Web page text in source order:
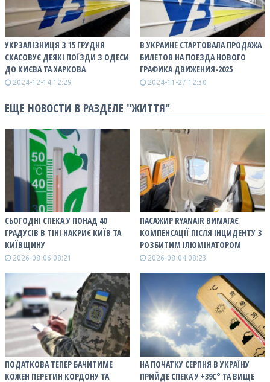
УКРЗАЛІЗНИЦЯ З 15 ГРУДНЯ
СКАСОВУЄ ДЕЯКІ ПОЇЗДИ З ОДЕСИ
ДО КИЄВА ТА ХАРКОВА
2024-12-14 12:29
В УКРАИНЕ СТАРТОВАЛА ПРОДАЖА
БИЛЕТОВ НА ПОЕЗДА НОВОГО
ГРАФИКА ДВИЖЕНИЯ-2025
2024-11-27 12:30
ЕЩЕ НОВОСТИ В РАЗДЕЛЕ "ЖИТТЯ"
СЬОГОДНІ СПЕКА У ПОНАД 40
ГРАДУСІВ В ТІНІ НАКРИЄ КИЇВ ТА
КИЇВЩИНУ
2026-08-06 08:21
ПАСАЖИР RYANAIR ВИМАГАЄ
КОМПЕНСАЦІЇ ПІСЛЯ ІНЦИДЕНТУ З
РОЗБИТИМ ІЛЮМІНАТОРОМ
2026-08-04 08:23
ПОДАТКОВА ТЕПЕР БАЧИТИМЕ
КОЖЕН ПЕРЕТИН КОРДОНУ ТА
НА ПОЧАТКУ СЕРПНЯ В УКРАЇНУ
ПРИЙДЕ СПЕКА У +39С° ТА ВИЩЕ